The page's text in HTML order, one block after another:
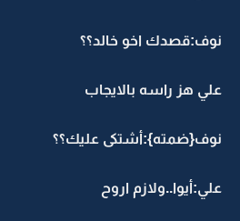
نوف:قصدك اخو خالد؟؟
علي هز راسه بالايجاب
نوف{ضمته}:أشتكى عليك؟؟
علي:أيوا..ولازم اروح